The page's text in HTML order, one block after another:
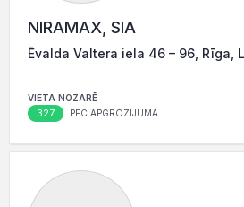
NIRAMAX, SIA
Ēvalda Valtera iela 46 – 96, Rīga,
VIETA NOZARĒ
327 PĒC APGROZĪJUMA